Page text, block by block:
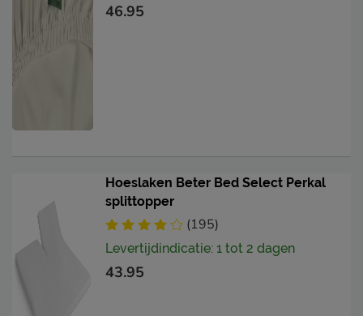
46.95
Hoeslaken Beter Bed Select Perkal
splittopper
(195)
Levertijdindicatie: 1 tot 2 dagen
43.95